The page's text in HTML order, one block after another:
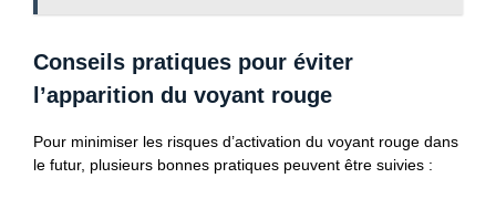
Conseils pratiques pour éviter
l’apparition du voyant rouge
Pour minimiser les risques d’activation du voyant rouge dans
le futur, plusieurs bonnes pratiques peuvent être suivies :